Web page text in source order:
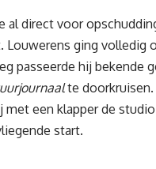
direct voor
ging volledig
passeerde hij bekende
te
een klapper de
start.